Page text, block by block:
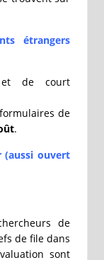
étrangers
et de court
de
.
(aussi ouvert
de
de file dans
sont